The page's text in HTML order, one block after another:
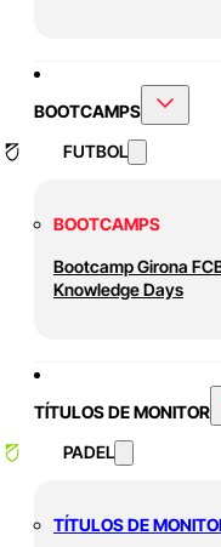
BOOTCAMPS
FUTBOL
BOOTCAMPS
Bootcamp Girona FC
Knowledge Days
TÍTULOS DE MONITOR
PADEL
TÍTULOS DE